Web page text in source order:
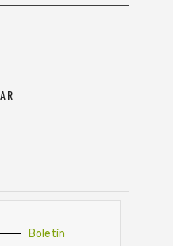
Boletín